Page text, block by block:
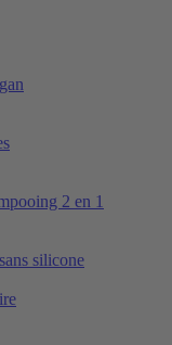
2 en 1
silicone